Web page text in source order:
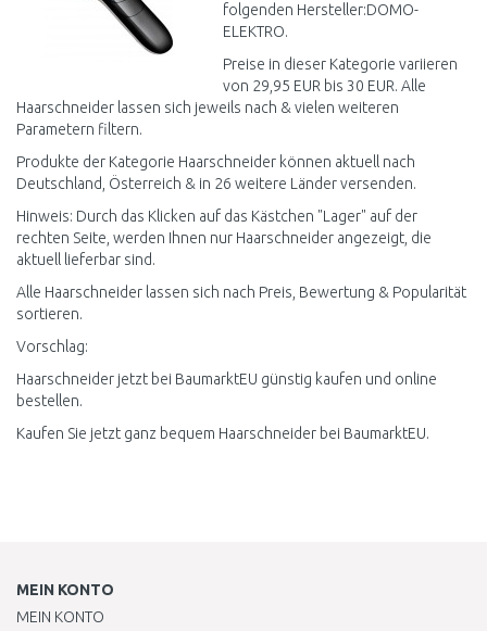
folgenden Hersteller:DOMO-
ELEKTRO.
Preise in dieser Kategorie variieren
von 29,95 EUR bis 30 EUR. Alle
Haarschneider lassen sich jeweils nach & vielen weiteren
Parametern filtern.
Produkte der Kategorie Haarschneider können aktuell nach
Deutschland, Österreich & in 26 weitere Länder versenden.
Hinweis: Durch das Klicken auf das Kästchen "Lager" auf der
rechten Seite, werden Ihnen nur Haarschneider angezeigt, die
aktuell lieferbar sind.
Alle Haarschneider lassen sich nach Preis, Bewertung & Popularität
sortieren.
Vorschlag:
Haarschneider jetzt bei BaumarktEU günstig kaufen und online
bestellen.
Kaufen Sie jetzt ganz bequem Haarschneider bei BaumarktEU.
MEIN KONTO
MEIN KONTO